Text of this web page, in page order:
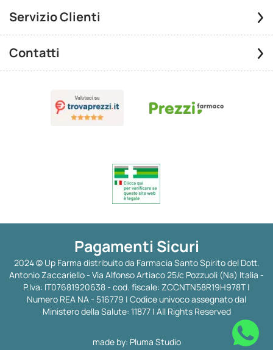
Servizio Clienti
Contatti
Pagamenti Sicuri
2024 © Up Farma distribuito da Farmacia Santo Spirito del Dott.
Antonio Zaccariello - Via Alfonso Artiaco 25/c Pozzuoli (Na) Italia -
P.Iva: IT07681920638 - cod. fiscale: ZCCNTN58R19H978T |
Numero REA NA - 516779 | Codice univoco assegnato dal
Ministero della Salute: 11877 | All Rights Reserved
made by: Pluma Studio